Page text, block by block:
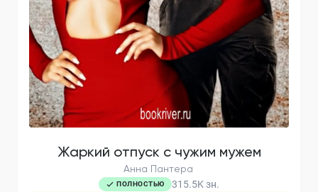
Жаркий отпуск с чужим мужем
Анна Пантера
ПОЛНОСТЬЮ 315.5K зн.